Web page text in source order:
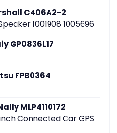
C406A2-2
1001908 1005696
GP0836L17
FPB0364
MLP4110172
Connected Car GPS